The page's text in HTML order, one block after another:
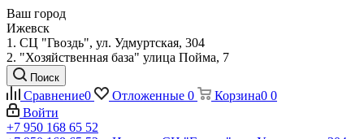
Ваш город
Ижевск
1. СЦ "Гвоздь", ул. Удмуртская, 304
2. "Хозяйственная база" улица Пойма, 7
Поиск
Сравнение0 Отложенные 0 Корзина0 0
Войти
+7 950 168 65 52